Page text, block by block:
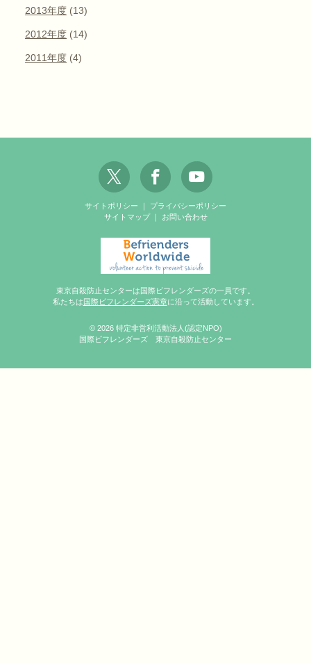
2013年度 (13)
2012年度 (14)
2011年度 (4)
サイトポリシー ｜ プライバシーポリシー
サイトマップ｜ お問い合わせ
東京自殺防止センターは国際ビフレンダーズの一員です。
私たちは 国際ビフレンダーズ憲章に沿って活動しています。
© 2026 特定非営利活動法人(認定NPO)
国際ビフレンダーズ 東京自殺防止センター